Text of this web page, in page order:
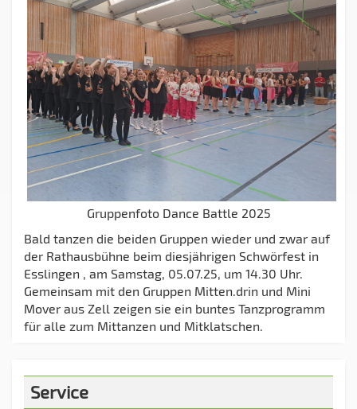
Gruppenfoto Dance Battle 2025
Bald tanzen die beiden Gruppen wieder und zwar auf
der Rathausbühne beim diesjährigen Schwörfest in
Esslingen , am Samstag, 05.07.25, um 14.30 Uhr.
Gemeinsam mit den Gruppen Mitten.drin und Mini
Mover aus Zell zeigen sie ein buntes Tanzprogramm
für alle zum Mittanzen und Mitklatschen.
Service